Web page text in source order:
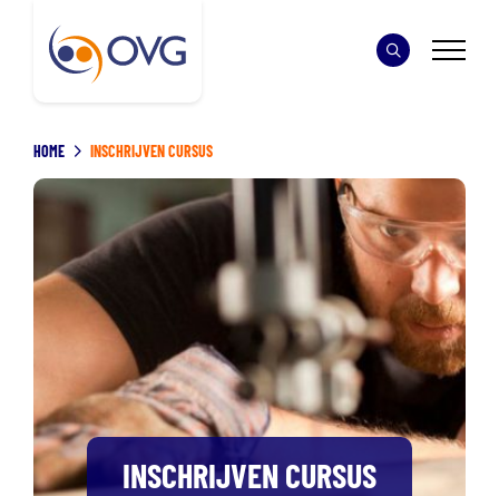
HOME INSCHRIJVEN CURSUS
INSCHRIJVEN CURSUS